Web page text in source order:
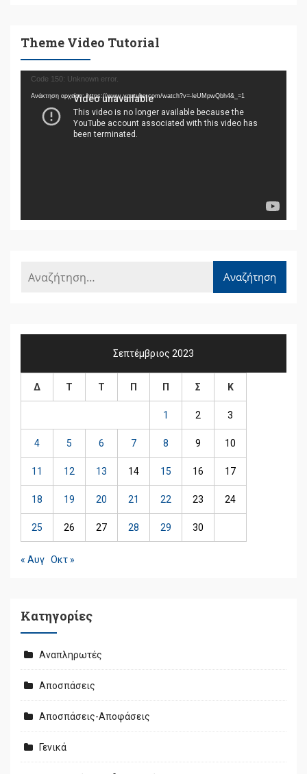
Theme Video Tutorial
Πρόγραμμα
Αναπαραγωγής
Βίντεο
Code 150: Unknown error.
Ανάκτηση αρχείου: https://www.youtube.com/watch?v=-leUMpwQbh4&_=1
Σεπτέμβριος 2023
Δ Τ Τ Π Π Σ Κ
1 2 3
4 5 6 7 8 9 10
11 12 13 14 15 16 17
18 19 20 21 22 23 24
25 26 27 28 29 30
« Αυγ Οκτ »
Kατηγορίες
Αναπληρωτές
Αποσπάσεις
Αποσπάσεις-Αποφάσεις
Γενικά